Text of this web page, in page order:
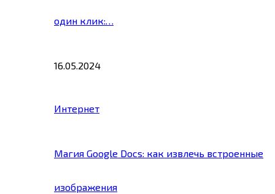
один клик:…
16.05.2024
Интернет
Магия Google Docs: как извлечь встроенные
изображения